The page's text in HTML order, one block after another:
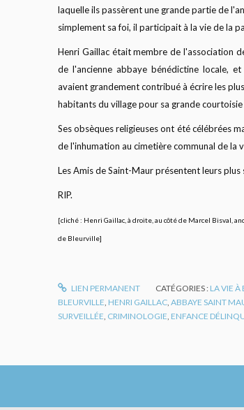
laquelle ils passèrent une grande partie de
simplement sa foi, il participait à la vie de la
Henri Gaillac était membre de l'association
de l'ancienne abbaye bénédictine locale,
avaient grandement contribué à écrire les
habitants du village pour sa grande
Ses obsèques religieuses ont été célébrées
de l'inhumation au cimetière communal de la
Les Amis de Saint-Maur présentent leurs
RIP.
[cliché : Henri Gaillac, à droite, au côté de Marcel Bisval,
de Bleurville]
LIEN PERMANENT CATÉGORIES : LA VIE À
BLEURVILLE HENRI GAILLAC ABBAYE SAINT
SURVEILLÉE CRIMINOLOGIE ENFANCE